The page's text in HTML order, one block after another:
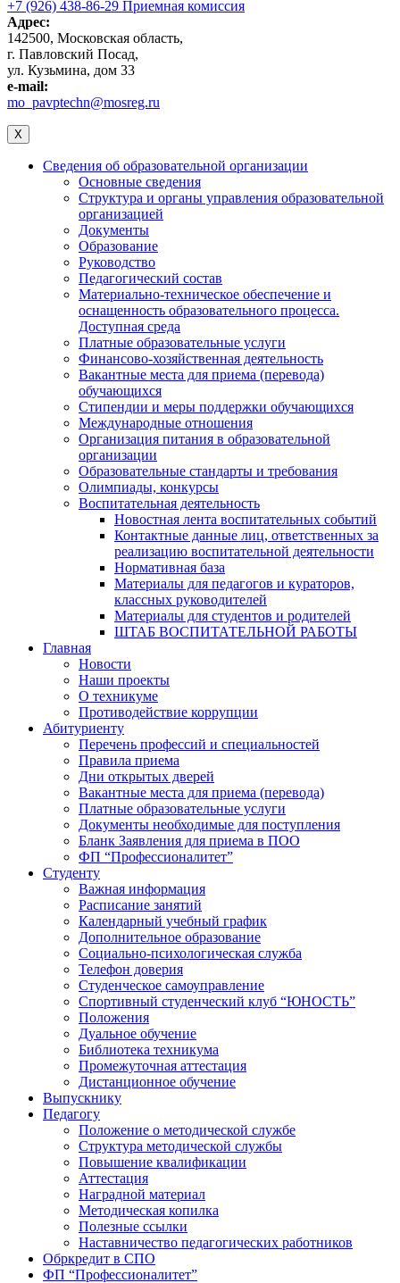
+7 (926) 438-86-29 Приемная комиссия
Адрес:
142500, Московская область,
г. Павловский Посад,
ул. Кузьмина, дом 33
e-mail:
mo_pavptechn@mosreg.ru
X
Сведения об образовательной организации
Основные сведения
Структура и органы управления образовательной
организацией
Документы
Образование
Руководство
Педагогический состав
Материально-техническое обеспечение и
оснащенность образовательного процесса.
Доступная среда
Платные образовательные услуги
Финансово-хозяйственная деятельность
Вакантные места для приема (перевода)
обучающихся
Стипендии и меры поддержки обучающихся
Международные отношения
Организация питания в образовательной
организации
Образовательные стандарты и требования
Олимпиады, конкурсы
Воспитательная деятельность
Новостная лента воспитательных событий
Контактные данные лиц, ответственных за
реализацию воспитательной деятельности
Нормативная база
Материалы для педагогов и кураторов,
классных руководителей
Материалы для студентов и родителей
ШТАБ ВОСПИТАТЕЛЬНОЙ РАБОТЫ
Главная
Новости
Наши проекты
О техникуме
Противодействие коррупции
Абитуриенту
Перечень профессий и специальностей
Правила приема
Дни открытых дверей
Вакантные места для приема (перевода)
Платные образовательные услуги
Документы необходимые для поступления
Бланк Заявления для приема в ПОО
ФП “Профессионалитет”
Студенту
Важная информация
Расписание занятий
Календарный учебный график
Дополнительное образование
Социально-психологическая служба
Телефон доверия
Студенческое самоуправление
Спортивный студенческий клуб “ЮНОСТЬ”
Положения
Дуальное обучение
Библиотека техникума
Промежуточная аттестация
Дистанционное обучение
Выпускнику
Педагогу
Положение о методической службе
Структура методической службы
Повышение квалификации
Аттестация
Наградной материал
Методическая копилка
Полезные ссылки
Наставничество педагогических работников
Обркредит в СПО
ФП “Профессионалитет”